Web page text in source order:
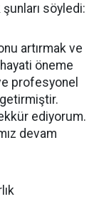
söyledi:
artırmak ve
öneme
profesyonel
ediyorum.
devam